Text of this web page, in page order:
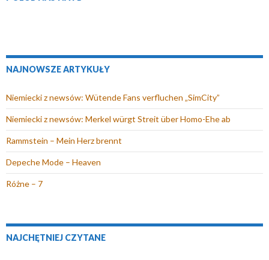
i
e
NAJNOWSZE ARTYKUŁY
Niemiecki z newsów: Wütende Fans verfluchen „SimCity”
Niemiecki z newsów: Merkel würgt Streit über Homo-Ehe ab
Rammstein – Mein Herz brennt
Depeche Mode – Heaven
Różne – 7
NAJCHĘTNIEJ CZYTANE